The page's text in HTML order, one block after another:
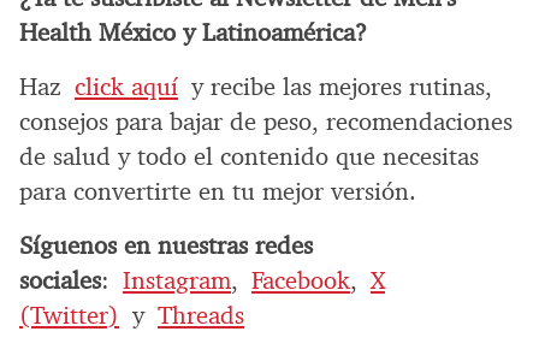
Health México y Latinoamérica?
Haz click aquí y recibe las mejores rutinas,
consejos para bajar de peso, recomendaciones
de salud y todo el contenido que necesitas
para convertirte en tu mejor versión.
Síguenos en nuestras redes
sociales: Instagram, Facebook,X
(Twitter) y Threads